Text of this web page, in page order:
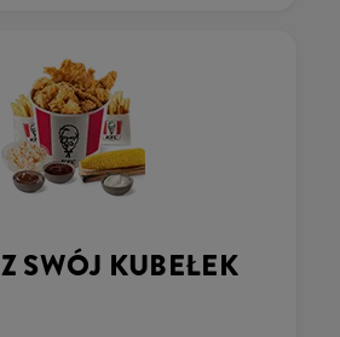
SWÓJ KUBEŁEK